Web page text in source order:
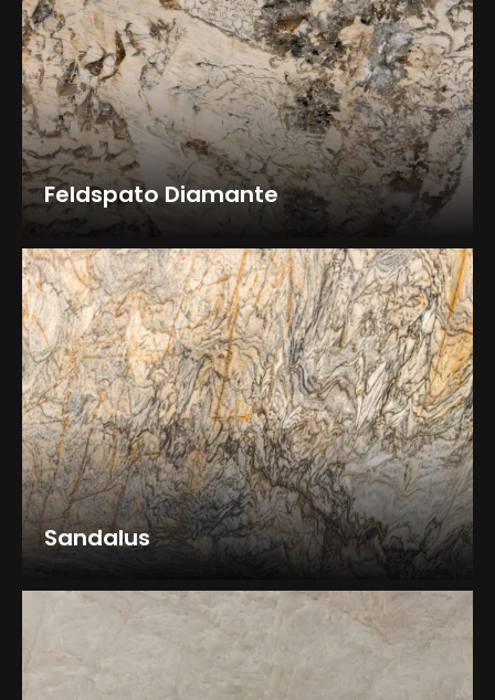
Feldspato Diamante
Sandalus